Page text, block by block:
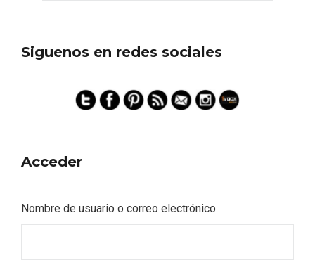
Siguenos en redes sociales
Acceder
Nombre de usuario o correo electrónico
2026